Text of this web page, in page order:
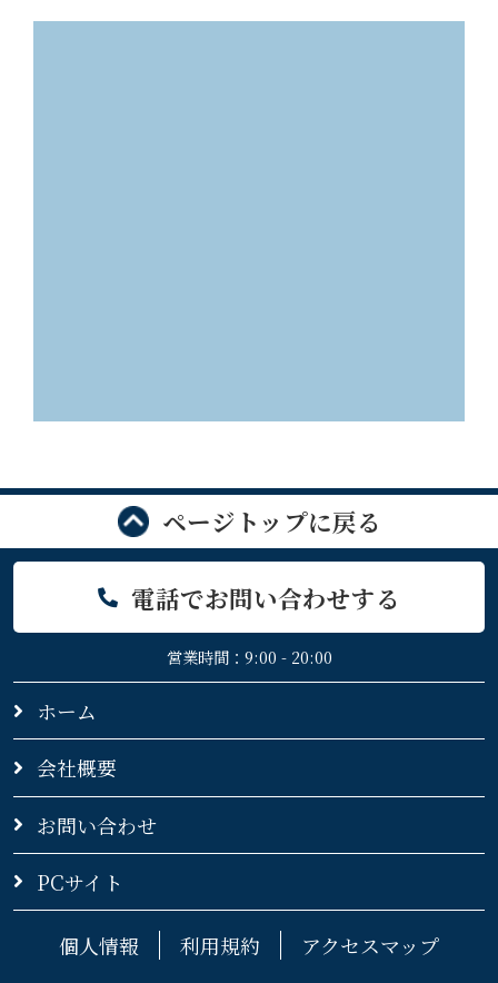
ページトップに戻る
電話でお問い合わせする
営業時間：9:00 - 20:00
ホーム
会社概要
お問い合わせ
PCサイト
個人情報 利用規約 アクセスマップ